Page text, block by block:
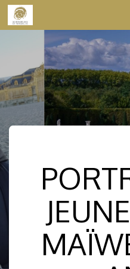
Skip to content